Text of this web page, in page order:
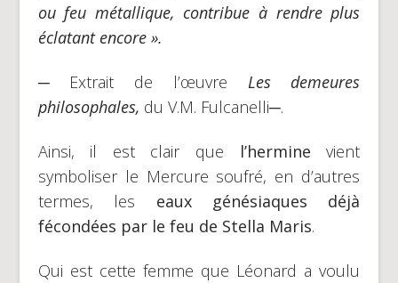
ou feu métallique, contribue à rendre plus
éclatant encore ».
─ Extrait de l’œuvre Les demeures
philosophales, du V.M. Fulcanelli─.
Ainsi, il est clair que l’herminevient
symboliser le Mercure soufré, en d’autres
termes, les eaux génésiaques déjà
fécondées par le feu de Stella Maris.
Qui est cette femme que Léonard a voulu